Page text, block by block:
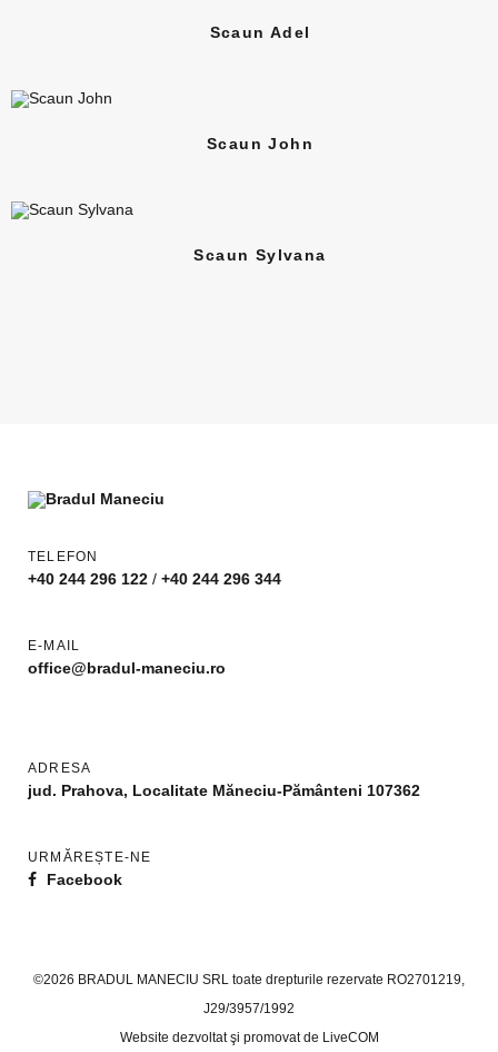
Scaun Adel
Scaun John
Scaun Sylvana
TELEFON
+40 244 296 122 / +40 244 296 344
E-MAIL
office@bradul-maneciu.ro
ADRESA
jud. Prahova, Localitate Măneciu-Pământeni 107362
URMĂREȘTE-NE
Facebook
©2026 BRADUL MANECIU SRL toate drepturile rezervate RO2701219,
J29/3957/1992
Website dezvoltat şi promovat de LiveCOM